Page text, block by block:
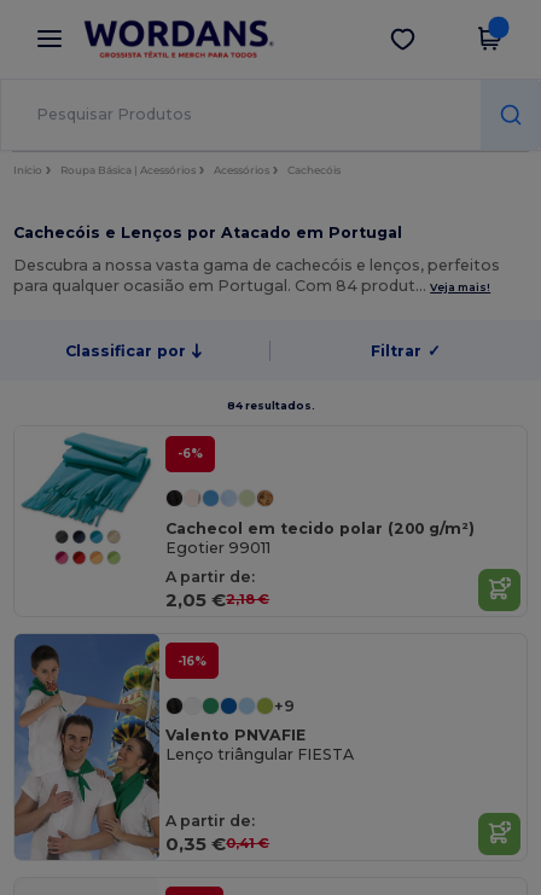
× App Wordans
Melhores preços na app!
Obter app
Início Roupa Básica | Acessórios Acessórios Cachecóis
Cachecóis e Lenços por Atacado em Portugal
Descubra a nossa vasta gama de cachecóis e lenços, perfeitos
para qualquer ocasião em Portugal. Com 84 produt…Veja mais!
Classificar por Filtrar ✓
84 resultados.
-6%
Cachecol em tecido polar (200 g/m²)
Egotier 99011
A partir de:
2,05 €2,18 €
-16%
+9
Valento PNVAFIE
Lenço triângular FIESTA
A partir de:
0,35 €0,41 €